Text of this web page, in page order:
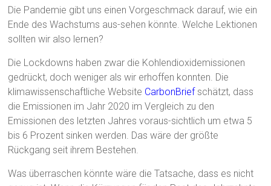
Die Pandemie gibt uns einen Vorgeschmack darauf, wie ein
Ende des Wachstums aus-sehen könnte. Welche Lektionen
sollten wir also lernen?
Die Lockdowns haben zwar die Kohlendioxidemissionen
gedrückt, doch weniger als wir erhoffen konnten. Die
klimawissenschaftliche Website CarbonBrief schätzt, dass
die Emissionen im Jahr 2020 im Vergleich zu den
Emissionen des letzten Jahres voraus-sichtlich um etwa 5
bis 6 Prozent sinken werden. Das wäre der größte
Rückgang seit ihrem Bestehen.
Was überraschen könnte wäre die Tatsache, dass es nicht